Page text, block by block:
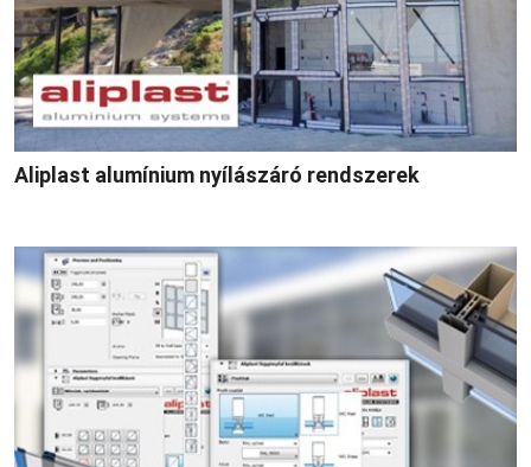
Aliplast alumínium nyílászáró rendszerek